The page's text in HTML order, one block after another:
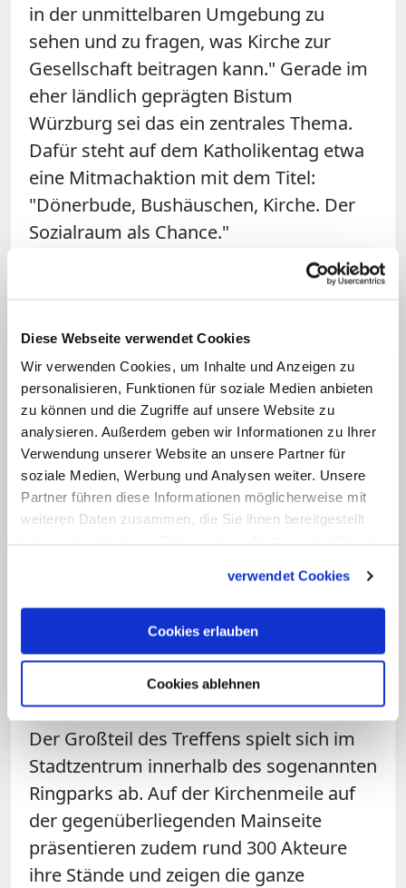
Diese Webseite verwendet Cookies
Wir verwenden Cookies, um Inhalte und Anzeigen zu
personalisieren, Funktionen für soziale Medien anbieten
zu können und die Zugriffe auf unsere Website zu
analysieren. Außerdem geben wir Informationen zu Ihrer
Verwendung unserer Website an unsere Partner für
soziale Medien, Werbung und Analysen weiter. Unsere
Partner führen diese Informationen möglicherweise mit
weiteren Daten zusammen, die Sie ihnen bereitgestellt
verwendet Cookies
Cookies erlauben
Cookies ablehnen
in der unmittelbaren Umgebung zu
sehen und zu fragen, was Kirche zur
Gesellschaft beitragen kann." Gerade im
eher ländlich geprägten Bistum
Würzburg sei das ein zentrales Thema.
Dafür steht auf dem Katholikentag etwa
eine Mitmachaktion mit dem Titel:
"Dönerbude, Bushäuschen, Kirche. Der
Sozialraum als Chance."
Erstmals setzt die Veranstaltung sich
Missbrauch und sexualisierter Gewalt
auseinander. Dafür wird der sogenannte
Schmerzpunkt, eine stilisierte
Schmerzdarstellung der Künstlerin
Susanne Wagner, an mehreren Kirchen
und anderen Veranstaltungsorten
angebracht. Er zeigt einen rot gesprühten
Punkt über einem Umhängekreuz und
zeigen sowie zu Solidarität und zum
Handeln aufrufen.
Rund 30.000 Dauerteilnehmende
Der Großteil des Treffens spielt sich im
Stadtzentrum innerhalb des sogenannten
Ringparks ab. Auf der Kirchenmeile auf
der gegenüberliegenden Mainseite
präsentieren zudem rund 300 Akteure
ihre Stände und zeigen die ganze